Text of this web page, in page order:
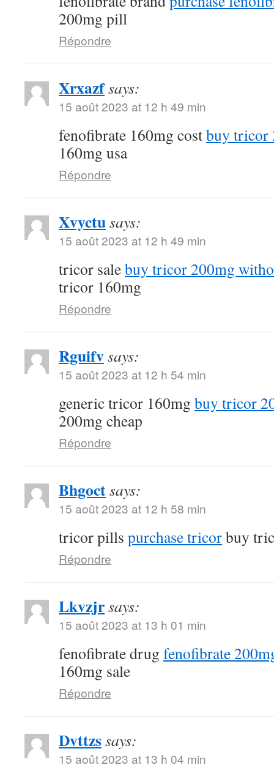
200mg pill
Répondre
Xrxazfsays:
15 août 2023 at 12 h 49 min
fenofibrate 160mg costbuy tricor
160mg usa
Répondre
Xvyctusays:
15 août 2023 at 12 h 49 min
tricor salebuy tricor 200mg
tricor 160mg
Répondre
Rguifvsays:
15 août 2023 at 12 h 54 min
generic tricor 160mg buy tricor
200mg cheap
Répondre
Bhgoctsays:
15 août 2023 at 12 h 58 min
tricor pills purchase tricorbuy
Répondre
Lkvzjrsays:
15 août 2023 at 13 h 01 min
fenofibrate drug fenofibrate
160mg sale
Répondre
Dvttzssays:
15 août 2023 at 13 h 04 min